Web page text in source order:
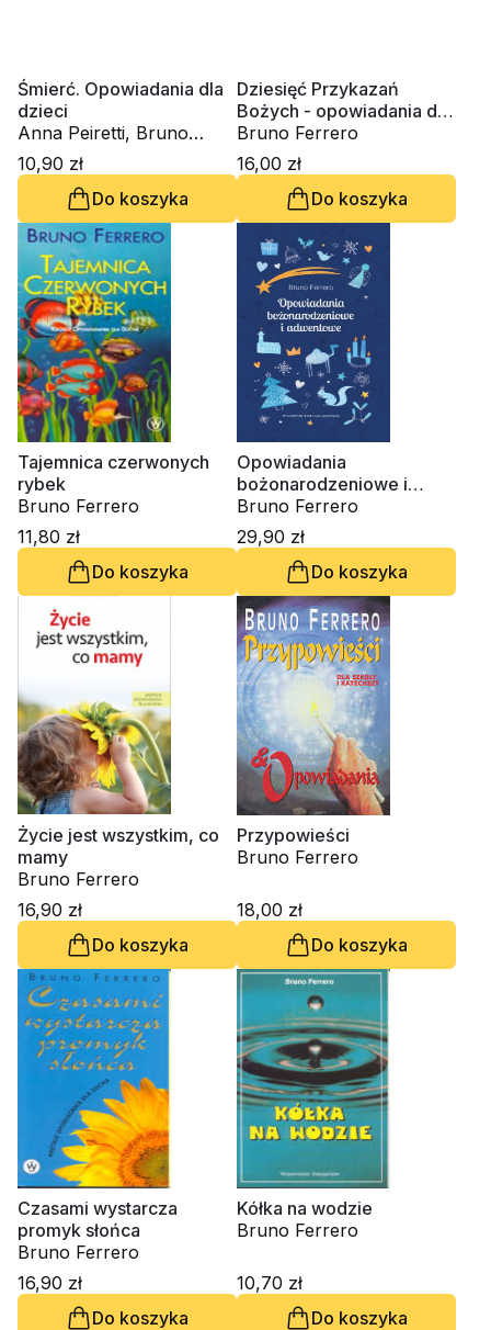
Śmierć. Opowiadania dla
dzieci
Anna Peiretti, Bruno
Ferrero
10,90 zł
Do koszyka
Dziesięć Przykazań
Bożych - opowiadania dla
dzieci
Bruno Ferrero
16,00 zł
Do koszyka
Tajemnica czerwonych
rybek
Bruno Ferrero
11,80 zł
Do koszyka
Opowiadania
bożonarodzeniowe i
adwentowe
Bruno Ferrero
29,90 zł
Do koszyka
Życie jest wszystkim, co
mamy
Bruno Ferrero
16,90 zł
Do koszyka
Przypowieści
Bruno Ferrero
18,00 zł
Do koszyka
Czasami wystarcza
promyk słońca
Bruno Ferrero
16,90 zł
Do koszyka
Kółka na wodzie
Bruno Ferrero
10,70 zł
Do koszyka